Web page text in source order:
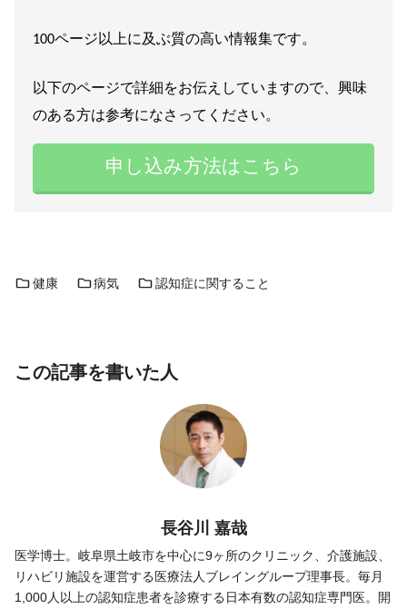
100ページ以上に及ぶ質の高い情報集です。
以下のページで詳細をお伝えしていますので、興味
のある方は参考になさってください。
申し込み方法はこちら
健康 病気 認知症に関すること
この記事を書いた人
長谷川 嘉哉
医学博士。岐阜県土岐市を中心に9ヶ所のクリニック、介護施設、
リハビリ施設を運営する医療法人ブレイングループ理事長。毎月
1,000人以上の認知症患者を診療する日本有数の認知症専門医。開